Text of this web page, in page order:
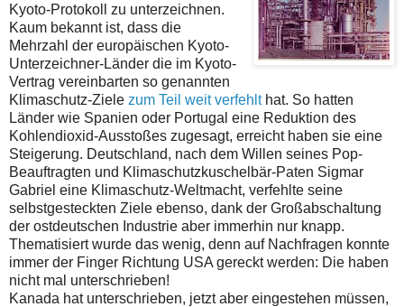
Kyoto-Protokoll zu unterzeichnen.
Kaum bekannt ist, dass die
Mehrzahl der europäischen Kyoto-
Unterzeichner-Länder die im Kyoto-
Vertrag vereinbarten so genannten
Klimaschutz-Ziele zum Teil weit verfehlthat. So hatten
Länder wie Spanien oder Portugal eine Reduktion des
Kohlendioxid-Ausstoßes zugesagt, erreicht haben sie eine
Steigerung. Deutschland, nach dem Willen seines Pop-
Beauftragten und Klimaschutzkuschelbär-Paten Sigmar
Gabriel eine Klimaschutz-Weltmacht, verfehlte seine
selbstgesteckten Ziele ebenso, dank der Großabschaltung
der ostdeutschen Industrie aber immerhin nur knapp.
Thematisiert wurde das wenig, denn auf Nachfragen konnte
immer der Finger Richtung USA gereckt werden: Die haben
nicht mal unterschrieben!
Kanada hat unterschrieben, jetzt aber eingestehen müssen,